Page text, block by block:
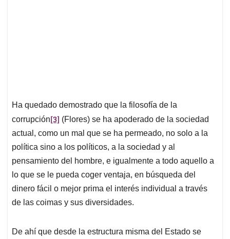
Ha quedado demostrado que la filosofía de la
corrupción[3] (Flores) se ha apoderado de la sociedad
actual, como un mal que se ha permeado, no solo a la
política sino a los políticos, a la sociedad y al
pensamiento del hombre, e igualmente a todo aquello a
lo que se le pueda coger ventaja, en búsqueda del
dinero fácil o mejor prima el interés individual a través
de las coimas y sus diversidades.
De ahí que desde la estructura misma del Estado se